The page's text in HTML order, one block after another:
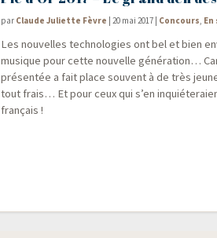
par Claude Juliette Fèvre |20 mai 2017 Concours, En
Les nou­velles tech­no­lo­gies ont bel et bien
musique pour cette nou­velle géné­ra­tion…
pré­sen­tée a fait place sou­vent à de très
tout frais… Et pour ceux qui s’en
français !